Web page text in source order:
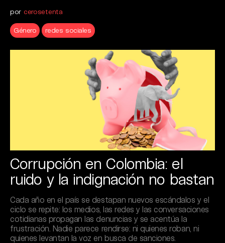
por cerosetenta
Género redes sociales
Corrupción en Colombia: el
ruido y la indignación no bastan
Cada año en el país se destapan nuevos escándalos y el
ciclo se repite: los medios, las redes y las conversaciones
cotidianas propagan las denuncias y se acentúa la
frustración. Nadie parece rendirse: ni quienes roban, ni
quienes levantan la voz en busca de sanciones.